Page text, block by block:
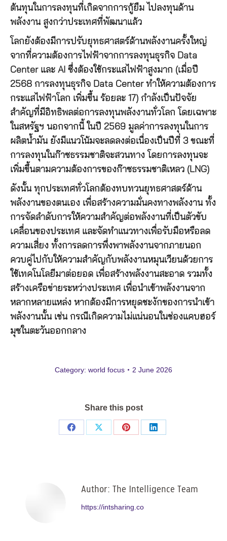
ต้นทุนในการลงทุนที่เกิดจากการกู้ยืม ไปลงทุนด้าน
พลังงาน สูงกว่าประเทศที่พัฒนาแล้ว
โลกยังต้องมีการปรับยุทธศาสตร์ด้านพลังงานครั้งใหญ่
จากที่ความต้องการไฟฟ้าจากการลงทุนธุรกิจ Data
Center และ AI ซึ่งต้องใช้กระแสไฟฟ้าสูงมาก (เมื่อปี
2568 การลงทุนธุรกิจ Data Center ทำให้ความต้องการ
กระแสไฟฟ้าโลก เพิ่มขึ้น ร้อยละ 17) กำลังเป็นปัจจัย
สำคัญที่มีอิทธิพลต่อการลงทุนพลังงานทั่วโลก โดยเฉพาะ
ในสหรัฐฯ นอกจากนี้ ในปี 2569 มูลค่าการลงทุนในการ
ผลิตน้ำมัน ยังมีแนวโน้มจะลดลงต่อเนื่องเป็นปีที่ 3 ขณะที่
การลงทุนในก๊าซธรรมชาติจะสวนทาง โดยการลงทุนจะ
เพิ่มขึ้นตามความต้องการของก๊าซธรรมชาติเหลว (LNG)
ดังนั้น ทุกประเทศทั่วโลกต้องทบทวนยุทธศาสตร์ด้าน
พลังงานของตนเอง เพื่อสร้างความมั่นคงทางพลังงาน ทั้ง
การจัดลำดับการให้ความสำคัญต่อพลังงานที่เป็นตัวขับ
เคลื่อนของประเทศ และจัดทำแนวทางเพื่อรับมือหรือลด
ความเสี่ยง ทั้งการลดการพึ่งพาพลังงานจากภายนอก
ควบคู่ไปกับให้ความสำคัญกับพลังงานหมุนเวียนด้วยการ
ใช้เทคโนโลยีมาต่อยอด เพื่อสร้างพลังงานสะอาด รวมทั้ง
สร้างเครือข่ายระหว่างประเทศ เพื่อนำเข้าพลังงานจาก
หลากหลายแหล่ง หากต้องมีการหยุดชะงักของการนำเข้า
พลังงานนั้น เช่น กรณีเกิดความไม่แน่นอนในช่องแคบฮอร์
มุซในตะวันออกกลาง
Category: world focus 2 June 2026
Share this post
Share
Share
Share
Share
Author: The Intelligence Team
https://intsharing.co